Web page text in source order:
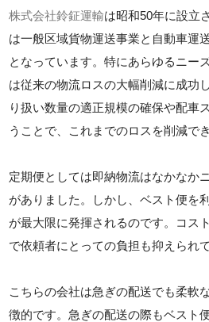
株式会社鈴鉦運輸は昭和50年に設立
は一般区域貨物運送事業と自動車運
となっています。特にあらゆるニー
は従来の物流ロスの大幅削減に成功
り扱い数量の適正規模の確保や配車
うことで、これまでのロスを削減で
定期便としては即納物流はなかなか
がありました。しかし、ベスト便を
が最大限に発揮されるのです。コス
で依頼者にとっての負担も抑えられ
こちらの会社は急ぎの配送でも柔軟
徴的です。急ぎの配送の際もベスト